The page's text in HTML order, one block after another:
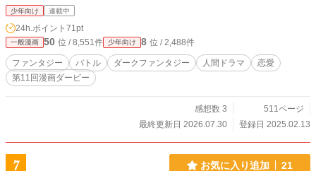
i-ulblood.booth.pm/ 各種情報公式サイト → https://ulblood.
com/
少年向け 連載中
24h.ポイント 71pt
一般漫画 50 位 / 8,551件 少年向け 8 位 / 2,488件
ファンタジー バトル ダークファンタジー 人間ドラマ
恋愛
第11回漫画ダービー
感想数 3
511ページ
最終更新日 2026.07.30
登録日 2025.02.13
7 お気に入り追加 21